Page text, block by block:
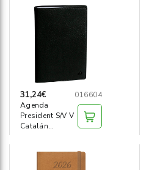
31,24€
016604
Agenda
President S/V V
Catalán